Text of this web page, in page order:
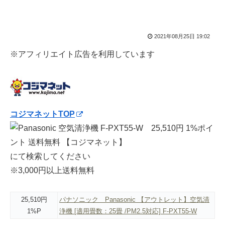
2021年08月25日 19:02
※アフィリエイト広告を利用しています
コジマネットTOP
にて検索してください
※3,000円以上送料無料
25,510円
1%P
パナソニック Panasonic 【アウトレット】空気清
浄機 [適用畳数：25畳 /PM2.5対応] F-PXT55-W